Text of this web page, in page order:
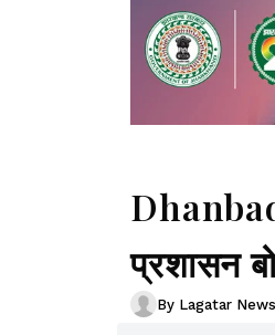
प्रशासन
By Lagatar News